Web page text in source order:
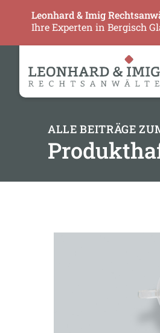
Leonhard & Imig
Ihre Experten in Bergisch
ALLE BEITRÄGE